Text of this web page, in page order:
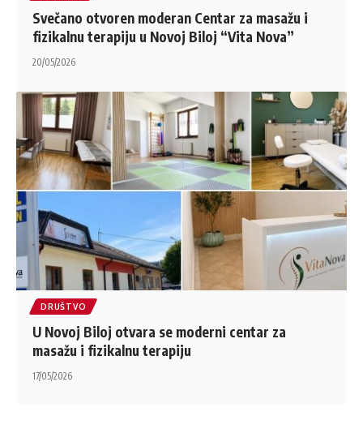
Svečano otvoren moderan Centar za masažu i
fizikalnu terapiju u Novoj Biloj “Vita Nova”
20/05/2026
DRUŠTVO
U Novoj Biloj otvara se moderni centar za
masažu i fizikalnu terapiju
17/05/2026